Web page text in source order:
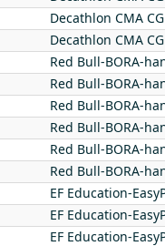
Decathlon CMA
Decathlon CMA
Red Bull-BORA-
Red Bull-BORA-
Red Bull-BORA-
Red Bull-BORA-
Red Bull-BORA-
Red Bull-BORA-
EF Education-
EF Education-
EF Education-